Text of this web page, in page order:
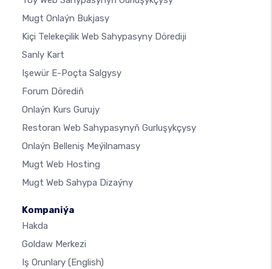
Mugt Onlaýn Bukjasy
Kiçi Telekeçilik Web Sahypasyny Dörediji
Sanly Kart
Işewür E-Poçta Salgysy
Forum Dörediň
Onlaýn Kurs Gurujy
Restoran Web Sahypasynyň Gurluşykçysy
Onlaýn Belleniş Meýilnamasy
Mugt Web Hosting
Mugt Web Sahypa Dizaýny
Kompaniýa
Hakda
Goldaw Merkezi
Iş Orunlary (English)